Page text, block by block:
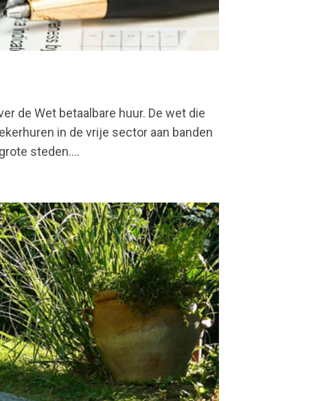
de Wet betaalbare huur. De wet die
in de vrije sector aan banden
steden....